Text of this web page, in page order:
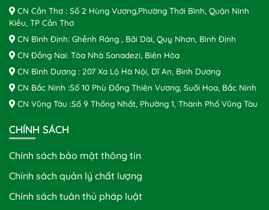
CN Cần Thơ : Số 2 Hùng Vương,Phường Thới Bình, Quận Ninh
Kiều, TP Cần Thơ
CN Bình Định: Ghềnh Ráng , Bãi Dài, Quy Nhơn, Bình Định
CN Đồng Nai: Tòa Nhà Sonadezi, Biên Hòa
CN Bình Dương : 207 Xa Lộ Hà Nội, Dĩ An, Bình Dương
CN Bắc Ninh :Số 10 Phù Đổng Thiên Vương, Suối Hoa, Bắc Ninh
CN Vũng Tàu :Số 9 Thống Nhất, Phường 1, Thành Phố Vũng Tàu
CHÍNH SÁCH
Chính sách bảo mật thông tin
Chính sách quản lý chất lượng
Chính sách tuân thủ pháp luật